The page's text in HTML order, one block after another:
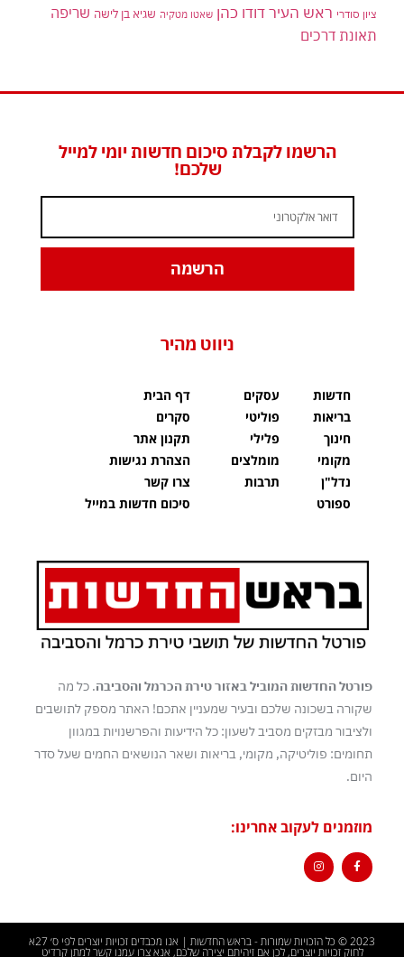
ציון סודרי ראש העיר דודו כהן שאטו מטקיה שגיא בן לישה שריפה
תאונת דרכים
הרשמו לקבלת סיכום חדשות יומי למייל
שלכם!
הרשמה
ניווט מהיר
חדשות
בריאות
חינוך
מקומי
נדל"ן
ספורט
עסקים
פוליטי
פלילי
מומלצים
תרבות
דף הבית
סקרים
תקנון אתר
הצהרת נגישות
צרו קשר
סיכום חדשות במייל
פורטל החדשות המוביל באזור טירת הכרמל והסביבה. כל מה
שקורה בשכונה שלכם ובעיר שמעניין אתכם! האתר מספק לתושבים
ולציבור מבזקים מסביב לשעון: כל הידיעות והפרשנויות במגוון
תחומים: פוליטיקה, מקומי, בריאות ושאר הנושאים החמים שעל סדר
היום.
מוזמנים לעקוב אחרינו:
2023 © כל הזכויות שמורות - בראש החדשות | אנו מכבדים זכויות יוצרים לפי ס׳ 27א
לחוק זכויות יוצרים, לכן אם זיהיתם יצירה שלכם, אנא צרו עמנו קשר למתן קרדיט